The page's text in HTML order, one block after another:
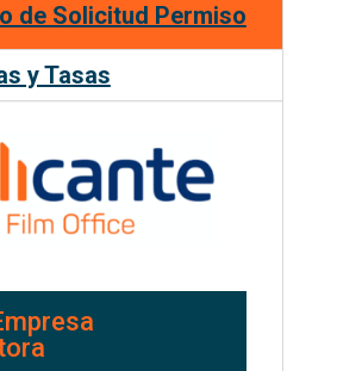
de Solicitud Permiso
y Tasas